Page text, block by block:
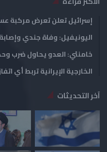
إسرائيل تعلن تعرض مركبة
اليونيفيل: وفاة جندي
خامنئي: العدو يحاول ضرب
الخارجية الإيرانية تربط أي
آخر التحديثات